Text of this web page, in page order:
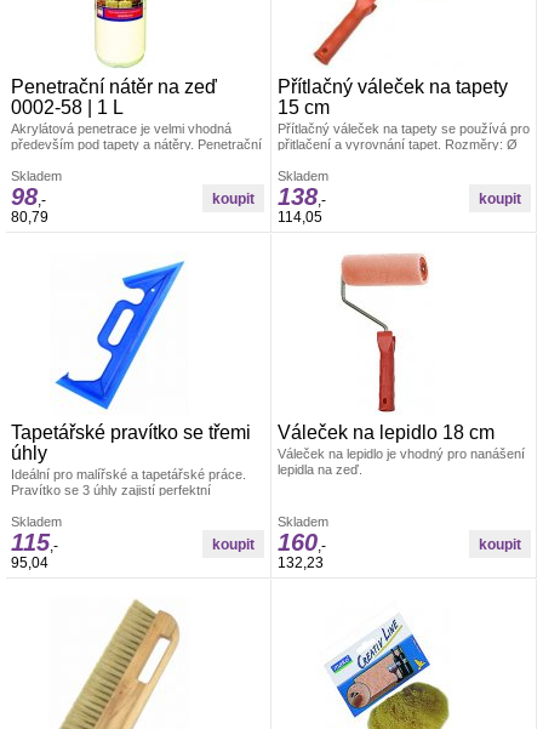
Penetrační nátěr na zeď
0002-58 | 1 L
Akrylátová penetrace je velmi vhodná
především pod tapety a nátěry. Penetrační
kopolymeru.
Skladem
98,-
80,79
Přítlačný váleček na tapety
15 cm
Přítlačný váleček na tapety se používá pro
přitlačení a vyrovnání tapet. Rozměry: Ø
PUR pěny, umělohmotný držák +
pozinkovaný drát 6/8 mm
Skladem
138,-
114,05
Tapetářské pravítko se třemi
úhly
Ideální pro malířské a tapetářské práce.
Pravítko se 3 úhly zajistí perfektní
hmota
Skladem
115,-
95,04
Váleček na lepidlo 18 cm
Váleček na lepidlo je vhodný pro nanášení
lepidla na zeď.
Skladem
160,-
132,23